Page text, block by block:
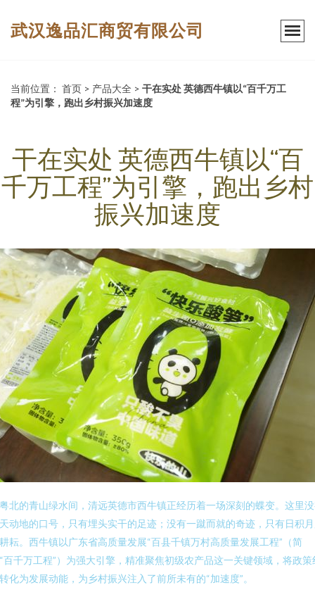
武汉逸品汇商贸有限公司
当前位置： 首页 > 产品大全 > 干在实处 英德西牛镇以“百千万工
程”为引擎，跑出乡村振兴加速度
干在实处 英德西牛镇以“百
千万工程”为引擎，跑出乡村
振兴加速度
北的青山绿水间，清远英德市西牛镇正经历着一场深刻的蝶变。这里
动地的口号，只有埋头实干的足迹；没有一蹴而就的奇迹，只有日积
耘。西牛镇以广东省高质量发展“百县千镇万村高质量发展工程”（简
百千万工程”）为强大引擎，精准聚焦初级农产品这一关键领域，将政策
化为发展动能，为乡村振兴注入了前所未有的“加速度”。